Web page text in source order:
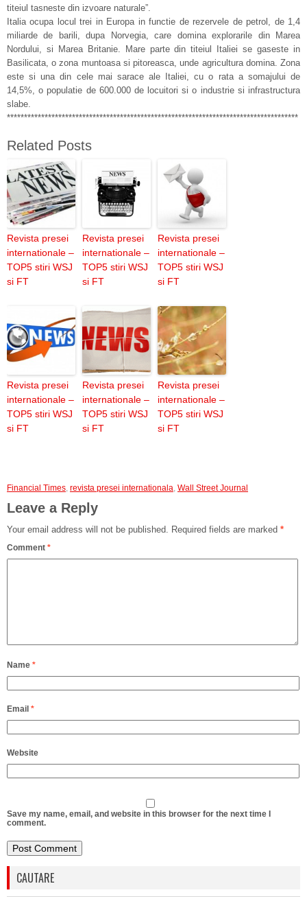
titeiul tasneste din izvoare naturale”.
Italia ocupa locul trei in Europa in functie de rezervele de petrol, de 1,4
miliarde de barili, dupa Norvegia, care domina explorarile din Marea
Nordului, si Marea Britanie. Mare parte din titeiul Italiei se gaseste in
Basilicata, o zona muntoasa si pitoreasca, unde agricultura domina. Zona
este si una din cele mai sarace ale Italiei, cu o rata a somajului de
14,5%, o populatie de 600.000 de locuitori si o industrie si infrastructura
slabe.
*************************************************************************************
Related Posts
Revista presei
internationale –
TOP5 stiri WSJ
si FT
Revista presei
internationale –
TOP5 stiri WSJ
si FT
Revista presei
internationale –
TOP5 stiri WSJ
si FT
Revista presei
internationale –
TOP5 stiri WSJ
si FT
Revista presei
internationale –
TOP5 stiri WSJ
si FT
Revista presei
internationale –
TOP5 stiri WSJ
si FT
Financial Times, revista presei internationala, Wall Street Journal
Leave a Reply
Your email address will not be published. Required fields are marked *
Comment *
Name *
Email *
Website
Save my name, email, and website in this browser for the next time I
comment.
CAUTARE